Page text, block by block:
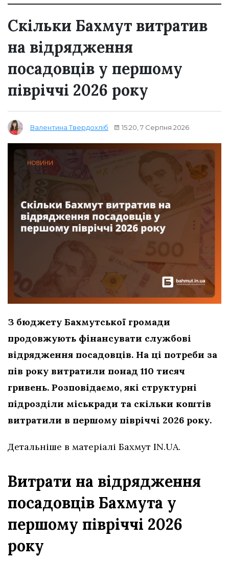
Скільки Бахмут витратив
на відрядження
посадовців у першому
півріччі 2026 року
Валентина Твердохліб 15:20, 7 Серпня 2026
З бюджету Бахмутської громади
продовжують фінансувати службові
відрядження посадовців. На ці потреби за
пів року витратили понад 110 тисяч
гривень. Розповідаємо, які структурні
підрозділи міськради та скільки коштів
витратили в першому півріччі 2026 року.
Детальніше в матеріалі Бахмут IN.UA.
Витрати на відрядження
посадовців Бахмута у
першому півріччі 2026
року